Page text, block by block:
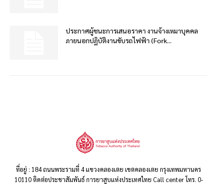
ประกาศผู้ชนะการเสนอราคา งานจ้างเหมาบุคคล
ภายนอกปฏิบัติงานขับรถไฟฟ้า (Fork...
ที่อยู่ : 184 ถนนพระรามที่ 4 แขวงคลองเตย เขตคลองเตย กรุงเทพมหานคร
10110 ติดต่อประชาสัมพันธ์ การยาสูบแห่งประเทศไทย Call center โทร. 0-